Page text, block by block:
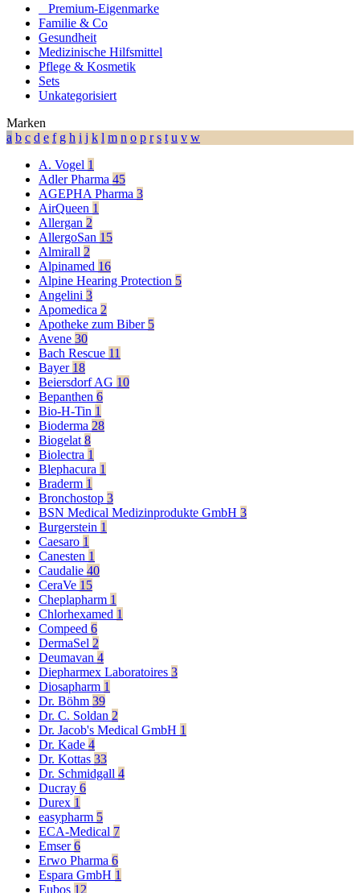
⠀​Premium-Eigenmarke
Familie & Co
Gesundheit
Medizinische Hilfsmittel
Pflege & Kosmetik
Sets
Unkategorisiert
Marken
a b c d e f g h i j k l m n o p r s t u v w
A. Vogel 1
Adler Pharma 45
AGEPHA Pharma 3
AirQueen 1
Allergan 2
AllergoSan 15
Almirall 2
Alpinamed 16
Alpine Hearing Protection 5
Angelini 3
Apomedica 2
Apotheke zum Biber 5
Avene 30
Bach Rescue 11
Bayer 18
Beiersdorf AG 10
Bepanthen 6
Bio-H-Tin 1
Bioderma 28
Biogelat 8
Biolectra 1
Blephacura 1
Braderm 1
Bronchostop 3
BSN Medical Medizinprodukte GmbH 3
Burgerstein 1
Caesaro 1
Canesten 1
Caudalie 40
CeraVe 15
Cheplapharm 1
Chlorhexamed 1
Compeed 6
DermaSel 2
Deumavan 4
Diepharmex Laboratoires 3
Diosapharm 1
Dr. Böhm 39
Dr. C. Soldan 2
Dr. Jacob's Medical GmbH 1
Dr. Kade 4
Dr. Kottas 33
Dr. Schmidgall 4
Ducray 6
Durex 1
easypharm 5
ECA-Medical 7
Emser6
Erwo Pharma 6
Espara GmbH 1
Eubos 12